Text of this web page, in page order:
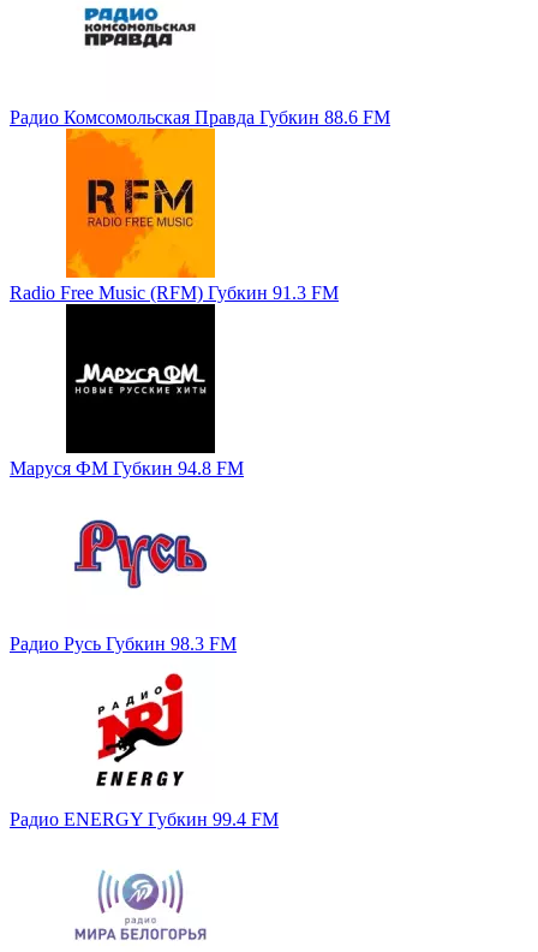
Радио Комсомольская Правда Губкин 88.6 FM
Radio Free Music (RFM) Губкин 91.3 FM
Маруся ФМ Губкин 94.8 FM
Радио Русь Губкин 98.3 FM
Радио ENERGY Губкин 99.4 FM